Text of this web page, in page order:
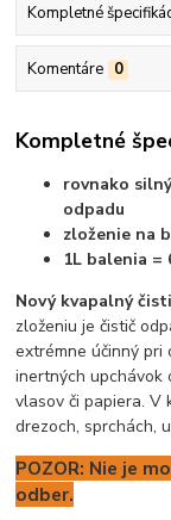
Kompletné
Komentáre 0
Kompletné
rovnako
odpadu
zloženie na
1L balenia =
Nový kvapalný
zloženiu je čistič
extrémne účinný pri
inertných upchávok
vlasov či papiera. V
drezoch, sprchách,
POZOR: Nie je
odber.